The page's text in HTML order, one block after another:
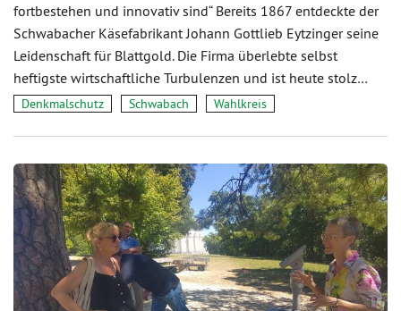
fortbestehen und innovativ sind“ Bereits 1867 entdeckte der
Schwabacher Käsefabrikant Johann Gottlieb Eytzinger seine
Leidenschaft für Blattgold. Die Firma überlebte selbst
heftigste wirtschaftliche Turbulenzen und ist heute stolz…
Denkmalschutz Schwabach Wahlkreis